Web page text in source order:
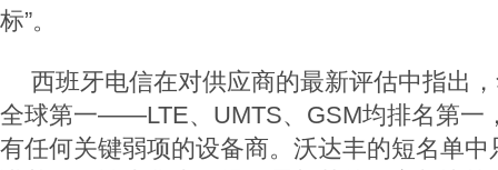
标”。
西班牙电信在对供应商的最新评估中指出
全球第一——LTE、UMTS、GSM均排名第一
有任何关键弱项的设备商。沃达丰的短名单